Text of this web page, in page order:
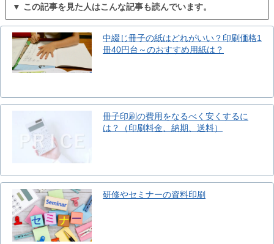
▼ この記事を見た人はこんな記事も読んでいます。
中綴じ冊子の紙はどれがいい？印刷価格1
冊40円台～のおすすめ用紙は？
冊子印刷の費用をなるべく安くするに
は？（印刷料金、納期、送料）
研修やセミナーの資料印刷